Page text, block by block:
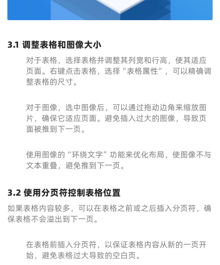
3.1 调整表格和图像大小
对于表格，选择表格并调整其列宽和行高，使其适应
页面。右键点击表格，选择“表格属性”，可以精确调
整表格的尺寸。
对于图像，选中图像后，可以通过拖动边角来缩放图
片，确保它适应页面。避免插入过大的图像，导致页
面被推到下一页。
使用图像的“环绕文字”功能来优化布局，使图像不与
文本重叠，避免推到下一页。
3.2 使用分页符控制表格位置
如果表格内容较多，可以在表格之前或之后插入分页符，确
保表格不会溢出到下一页。
在表格前插入分页符，以保证表格内容从新的一页开
始，避免表格过大导致的空白页。